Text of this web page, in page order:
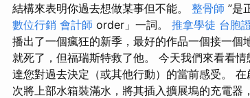
結構來表明你過去想做某事但不能。 整骨師 ”是
數位行銷 會計師 order」一詞。 推拿學徒 台胞
播出了一個瘋狂的新季，最好的作品一個接一
就死了，但福瑞斯特救了他。 今天我們來看看
達您對過去決定（或其他行動）的當前感受。
次將上部水箱裝滿水，將其插入擴展塢的充電